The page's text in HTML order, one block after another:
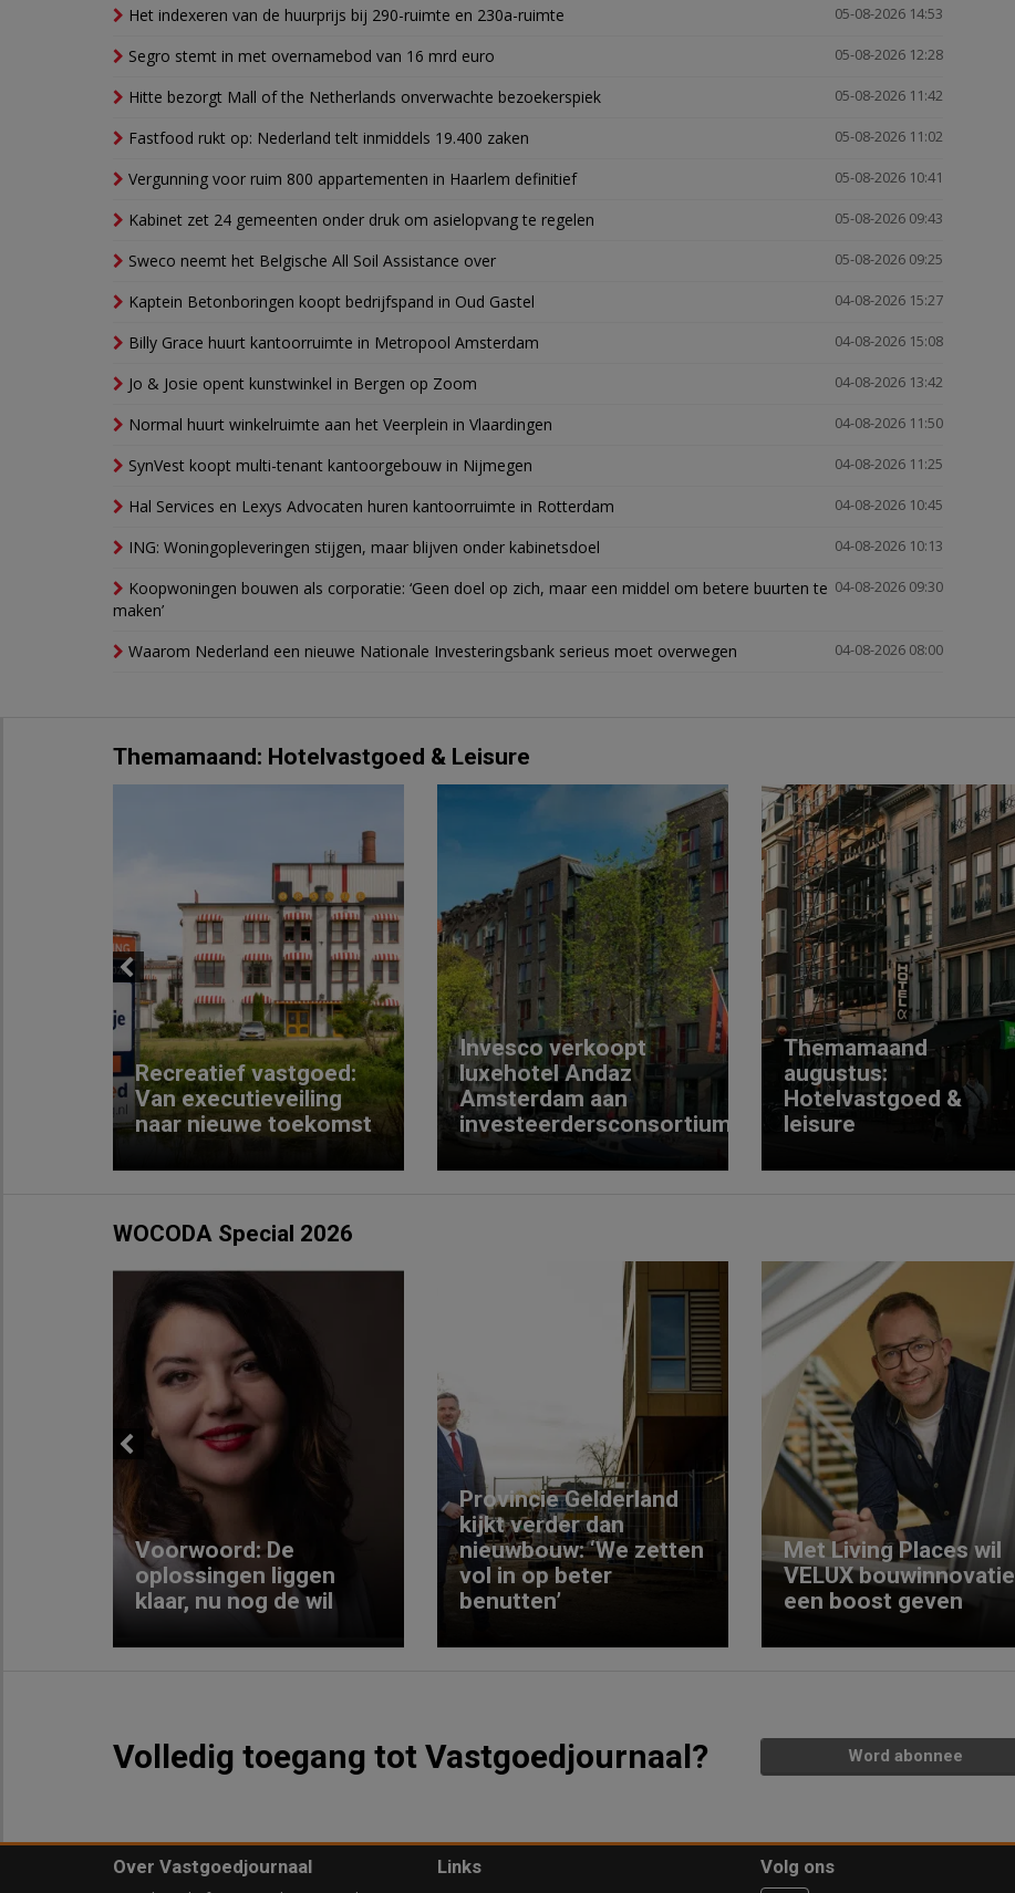
05-08-2026 14:53
Het indexeren van de huurprijs bij 290-ruimte en 230a-ruimte
05-08-2026 12:28
Segro stemt in met overnamebod van 16 mrd euro
05-08-2026 11:42
Hitte bezorgt Mall of the Netherlands onverwachte bezoekerspiek
05-08-2026 11:02
Fastfood rukt op: Nederland telt inmiddels 19.400 zaken
05-08-2026 10:41
Vergunning voor ruim 800 appartementen in Haarlem definitief
05-08-2026 09:43
Kabinet zet 24 gemeenten onder druk om asielopvang te regelen
05-08-2026 09:25
Sweco neemt het Belgische All Soil Assistance over
04-08-2026 15:27
Kaptein Betonboringen koopt bedrijfspand in Oud Gastel
04-08-2026 15:08
Billy Grace huurt kantoorruimte in Metropool Amsterdam
04-08-2026 13:42
Jo & Josie opent kunstwinkel in Bergen op Zoom
04-08-2026 11:50
Normal huurt winkelruimte aan het Veerplein in Vlaardingen
04-08-2026 11:25
SynVest koopt multi-tenant kantoorgebouw in Nijmegen
04-08-2026 10:45
Hal Services en Lexys Advocaten huren kantoorruimte in Rotterdam
04-08-2026 10:13
ING: Woningopleveringen stijgen, maar blijven onder kabinetsdoel
04-08-2026 09:30
Koopwoningen bouwen als corporatie: ‘Geen doel op zich, maar een middel om betere buurten te
maken’
04-08-2026 08:00
Waarom Nederland een nieuwe Nationale Investeringsbank serieus moet overwegen
Themamaand: Hotelvastgoed & Leisure
Previous
Recreatief vastgoed:
Van executieveiling
naar nieuwe toekomst
Invesco verkoopt
luxehotel Andaz
Amsterdam aan
investeerdersconsortium
Themamaand
augustus:
Hotelvastgoed &
leisure
WOCODA Special 2026
Previous
Voorwoord: De
oplossingen liggen
klaar, nu nog de wil
Provincie Gelderland
kijkt verder dan
nieuwbouw: ‘We zetten
vol in op beter
benutten’
Met Living Places wil
VELUX bouwinnovatie
een boost geven
Volledig toegang tot Vastgoedjournaal? Word abonnee
Over Vastgoedjournaal Links Volg ons